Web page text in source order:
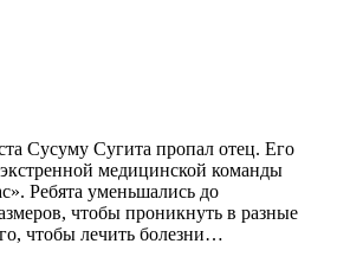
Сусуму Сугита пропал отец. Его
медицинской команды
Ребята уменьшались до
чтобы проникнуть в разные
чтобы лечить болезни…